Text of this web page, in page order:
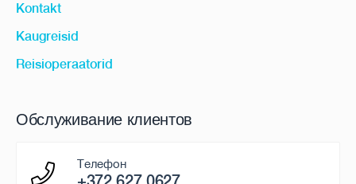
Kontakt
Kaugreisid
Reisioperaatorid
Обслуживание клиентов
Телефон